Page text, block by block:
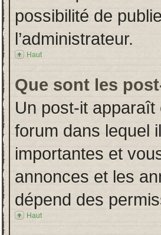
possibilité de
l’administrateur.
Haut
Que sont les
Un post-it
forum dans lequel
importantes et
annonces et les
dépend des
Haut